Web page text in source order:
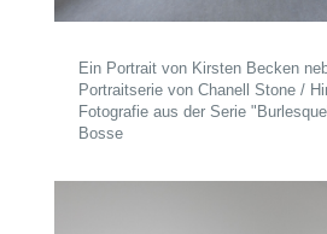
Ein Portrait von Kirsten Becken
Portraitserie von Chanell Stone /
Fotografie aus der Serie
Bosse